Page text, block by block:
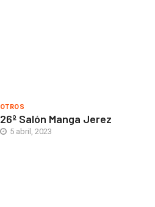
OTROS
26º Salón Manga Jerez
5 abril, 2023